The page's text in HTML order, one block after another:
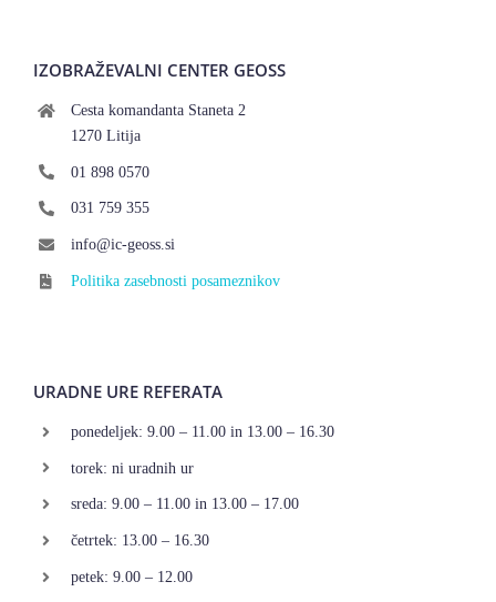
IZOBRAŽEVALNI CENTER GEOSS
Cesta komandanta Staneta 2
1270 Litija
01 898 0570
031 759 355
info@ic-geoss.si
Politika zasebnosti posameznikov
URADNE URE REFERATA
ponedeljek: 9.00 – 11.00 in 13.00 – 16.30
torek: ni uradnih ur
sreda: 9.00 – 11.00 in 13.00 – 17.00
četrtek: 13.00 – 16.30
petek: 9.00 – 12.00